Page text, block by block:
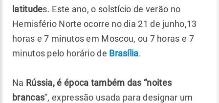
latitudes. Este ano, o solstício de verão no
Hemisfério Norte ocorre no dia 21 de junho,13
horas e 7 minutos em Moscou, ou 7 horas e 7
minutos pelo horário de Brasília.
Na Rússia, é época também das “noites
brancas”, expressão usada para designar um